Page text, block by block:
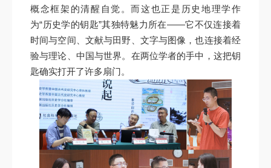
概念框架的清醒自觉。而这也正是历史地理学作
为“历史学的钥匙”其独特魅力所在——它不仅连接着
时间与空间、文献与田野、文字与图像，也连接着经
验与理论、中国与世界。在两位学者的手中，这把钥
匙确实打开了许多扇门。